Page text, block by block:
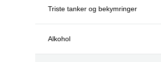
Triste tanker og bekymringer
Alkohol